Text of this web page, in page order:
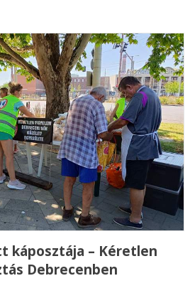
– Kéretlen
Debrecenben